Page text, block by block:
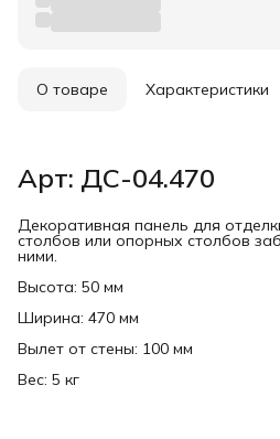
О товаре Характеристики
Арт: ДС-04.470
Декоративная панель для
столбов или опорных столбов
ними.
Высота: 50 мм
Ширина: 470 мм
Вылет от стены: 100 мм
Вес: 5 кг